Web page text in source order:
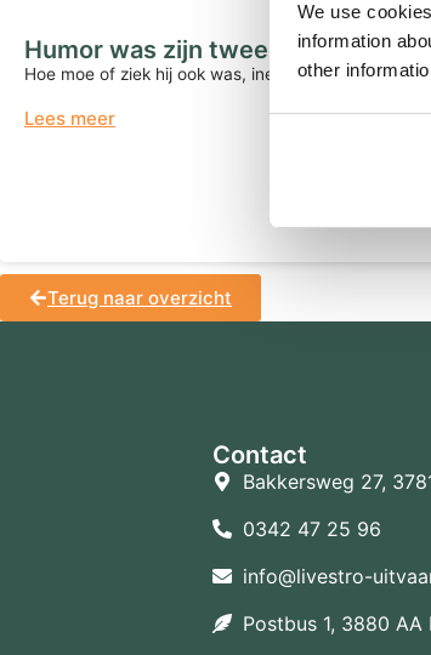
We use
information
other
Humor was zijn tweede natuur.
Hoe moe of ziek hij ook was, ineens zag je de
Lees meer
Terug naar overzicht
Contact
Bakkersweg 27,
0342 47 25 96
info@livestro-
Postbus 1, 3880 AA